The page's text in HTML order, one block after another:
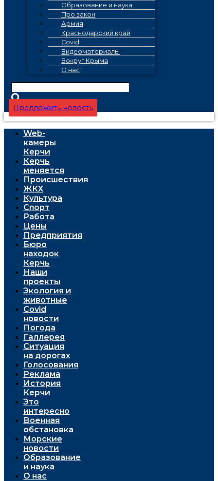
Образование и наука
Про закон
Армия
Краснодарский край
Covid
Видеоматериалы
Вокруг Крыма
О нас
Предложить новость
Web-
камеры
Керчи
Керчь
меняется
Проиcшествия
ЖКХ
Культура
Спорт
Работа
Цены
Предприятия
Бюро
находок
Керчь
Наши
проекты
Экология и
животные
Covid
новости
Погода
Галлерея
Ситуация
на дорогах
Голосования
Реклама
История
Керчи
Это
интересно
Военная
обстановка
Морские
новости
Образование
и наука
О нас